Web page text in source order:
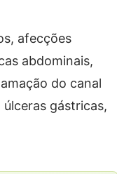
afecções
abdominais,
do canal
gástricas,